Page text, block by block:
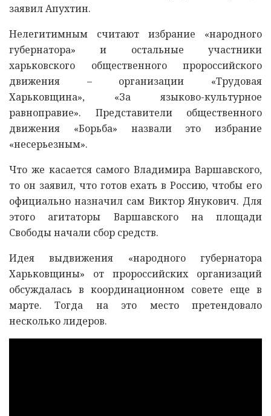
заявил Апухтин.
Нелегитимным считают избрание «народного
губернатора» и остальные участники
харьковского общественного пророссийского
движения – организации «Трудовая
Харьковщина», «За языково-культурное
равноправие». Представители общественного
движения «Борьба» назвали это избрание
«несерьезным».
Что же касается самого Владимира Варшавского,
то он заявил, что готов ехать в Россию, чтобы его
официально назначил сам Виктор Янукович. Для
этого агитаторы Варшавского на площади
Свободы начали сбор средств.
Идея выдвижения «народного губернатора
Харьковщины» от пророссийских организаций
обсуждалась в координационном совете еще в
марте. Тогда на это место претендовало
несколько лидеров.